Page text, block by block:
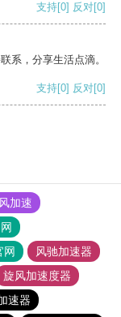
支持[0] 反对[0]
系，分享生活点滴。
支持[0] 反对[0]
加速
网
风驰加速器
旋风加速度器
速器